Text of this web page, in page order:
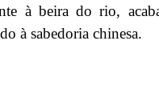
à beira do rio,
à sabedoria chinesa.